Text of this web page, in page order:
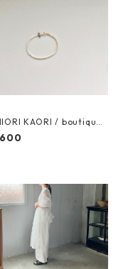
KAORI / boutique
bracelet / blue